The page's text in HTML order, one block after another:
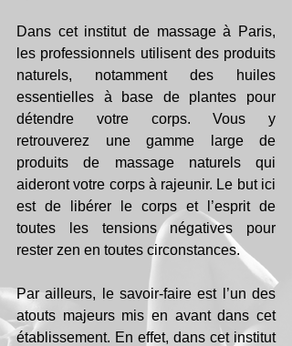
Dans cet institut de massage à Paris,
les professionnels utilisent des produits
naturels, notamment des huiles
essentielles à base de plantes pour
détendre votre corps. Vous y
retrouverez une gamme large de
produits de massage naturels qui
aideront votre corps à rajeunir. Le but ici
est de libérer le corps et l’esprit de
toutes les tensions négatives pour
rester zen en toutes circonstances.
Par ailleurs, le savoir-faire est l’un des
atouts majeurs mis en avant dans cet
établissement. En effet, dans cet institut